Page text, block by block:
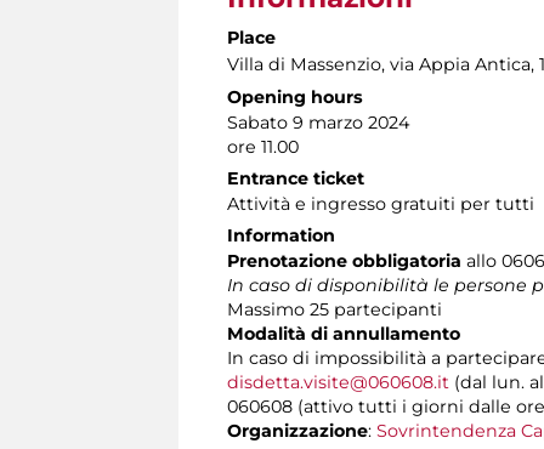
Place
Villa di Massenzio, via Appia Antica,
Opening hours
Sabato 9 marzo 2024
ore 11.00
Entrance ticket
Attività e ingresso gratuiti per tutti
Information
Prenotazione obbligatoria allo
In caso di disponibilità le persone
Massimo 25 partecipanti
Modalità di annullamento
In caso di impossibilità a
disdetta.visite@060608.it (dal lun.
060608 (attivo tutti i giorni dalle ore
Organizzazione: Sovrintendenza